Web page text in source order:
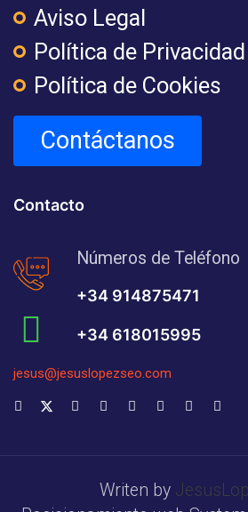
Aviso Legal
Política de Privacidad
Política de Cookies
Contáctanos
Contacto
Números de Teléfono
+34 914875471
+34 618015995
jesus@jesuslopezseo.com
Writen by